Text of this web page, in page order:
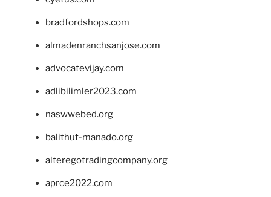
bradfordshops.com
almadenranchsanjose.com
advocatevijay.com
adlibilimler2023.com
naswwebed.org
balithut-manado.org
alteregotradingcompany.org
aprce2022.com